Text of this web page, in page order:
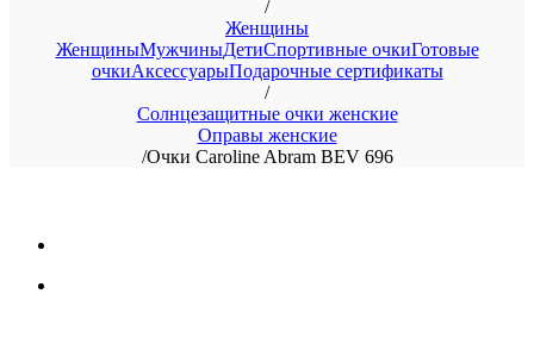
/
Женщины
ЖенщиныМужчиныДетиСпортивные очкиГотовые
очкиАксессуарыПодарочные сертификаты
/
Солнцезащитные очки женские
Оправы женские
/Очки Caroline Abram BEV 696